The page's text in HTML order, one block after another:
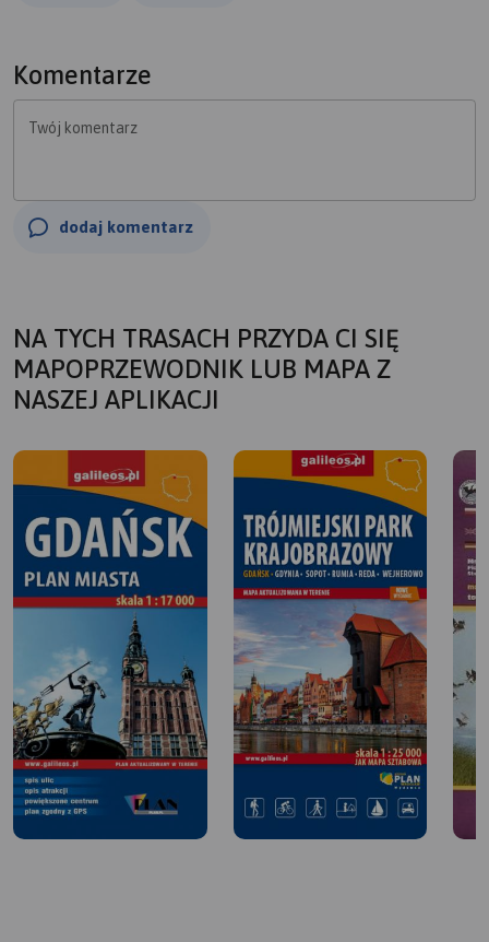
Komentarze
Twój komentarz
dodaj komentarz
NA TYCH TRASACH PRZYDA CI SIĘ
MAPOPRZEWODNIK LUB MAPA Z
NASZEJ APLIKACJI